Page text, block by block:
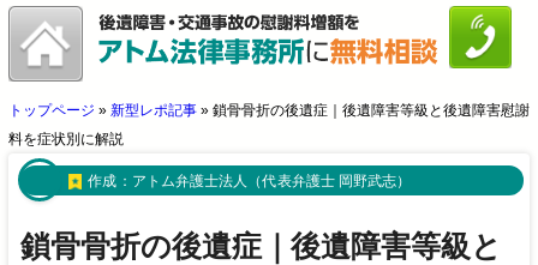
トップページ » 新型レポ記事» 鎖骨骨折の後遺症｜後遺障害等級と後遺障害慰謝
料を症状別に解説
作成：アトム弁護士法人（代表弁護士 岡野武志）
鎖骨骨折の後遺症｜後遺障害等級と